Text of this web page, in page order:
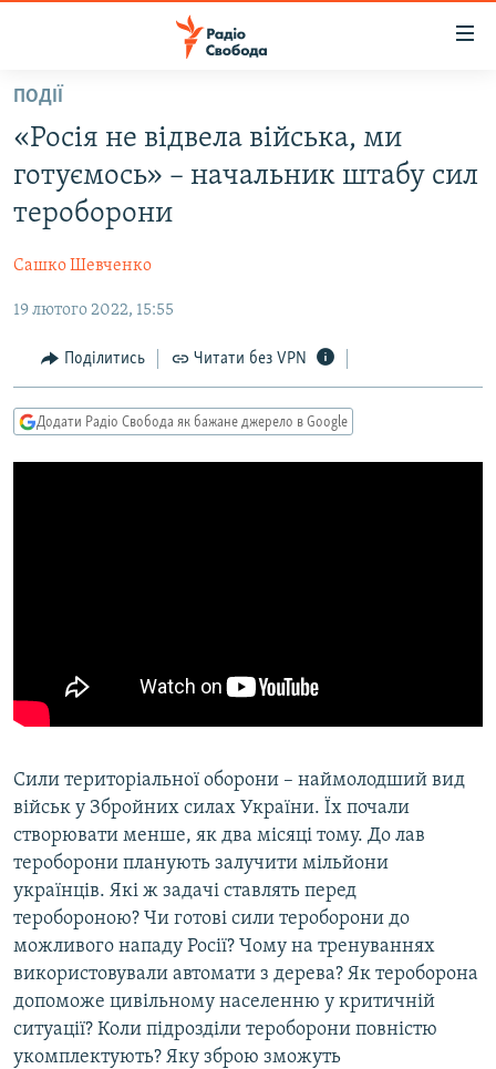
Перейти
основного
матеріалу
Перейти
до
основної
Перейти
пошуку
СТАТТІ
СУСПІЛЬСТВО
КУЛЬТУРА
УКРАЇНА
РОСІЙСЬКА «ФІЛЬТРАЦІЯ»
ДОНБАС.РЕАЛІЇ
КРИМ.РЕАЛІЇ
СХЕМИ
КРИМ РЕАЛІЇ
РУС
КТАТ
ДОЛУЧАЙСЯ!
Усі сайти RFE/RL
ПОДІЇ
«Росія не відвела війська, ми
готуємось» – начальник штабу сил
тероборони
Сашко Шевченко
19 лютого 2022, 15:55
Поділитись Читати без VPN
Додати Радіо Свобода як бажане джерело в Google
Сили територіальної оборони – наймолодший вид
військ у Збройних силах України. Їх почали
створювати менше, як два місяці тому. До лав
тероборони планують залучити мільйони
українців. Які ж задачі ставлять перед
теробороною? Чи готові сили тероборони до
можливого нападу Росії? Чому на тренуваннях
використовували автомати з дерева? Як тероборона
допоможе цивільному населенню у критичній
ситуації? Коли підрозділи тероборони повністю
укомплектують? Яку зброю зможуть